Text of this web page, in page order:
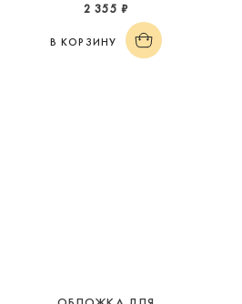
2 355 ₽
В КОРЗИНУ